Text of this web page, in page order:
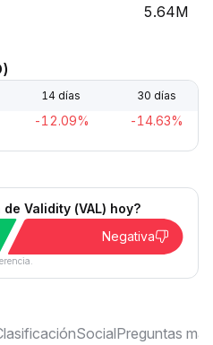
5.64M
14 días 30 días
-12.09% -14.63%
Validity (VAL) hoy?
Negativa
SocialPreguntas